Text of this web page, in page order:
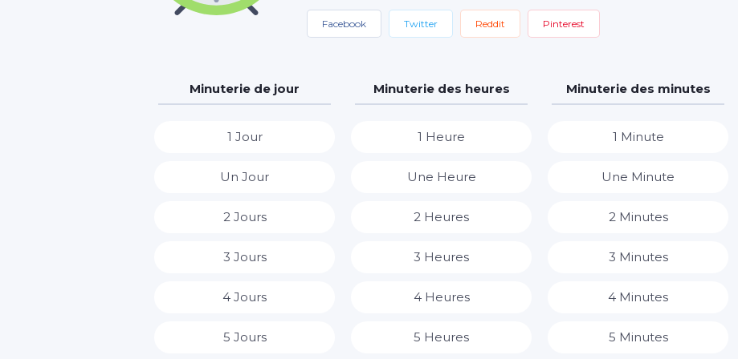
Facebook Twitter Reddit Pinterest
Minuterie de jour
1 Jour
Un Jour
2 Jours
3 Jours
4 Jours
5 Jours
Minuterie des heures
1 Heure
Une Heure
2 Heures
3 Heures
4 Heures
5 Heures
Minuterie des minutes
1 Minute
Une Minute
2 Minutes
3 Minutes
4 Minutes
5 Minutes